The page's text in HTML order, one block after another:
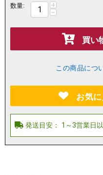
数量: +
−
買い
この商品につ
お気